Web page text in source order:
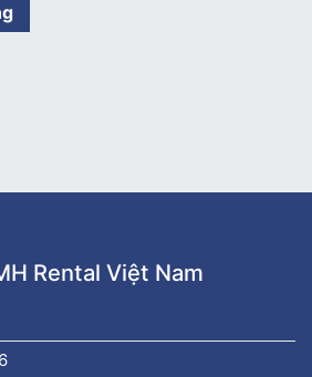
Rental Việt Nam